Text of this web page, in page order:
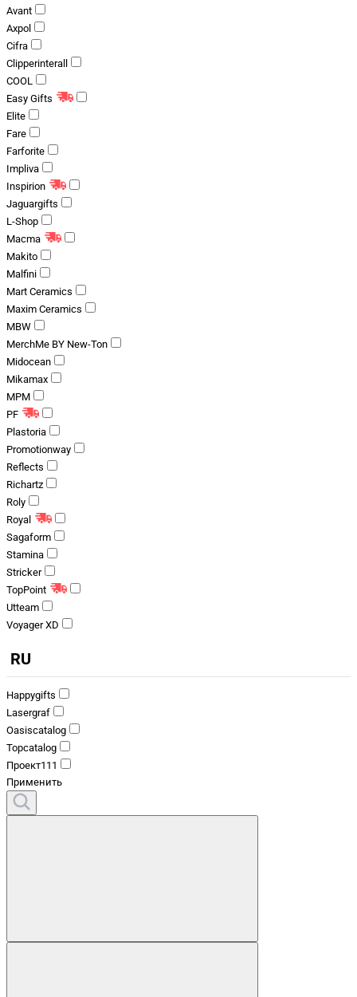
Avant
Axpol
Cifra
Clipperinterall
COOL
Easy Gifts
Elite
Fare
Farforite
Impliva
Inspirion
Jaguargifts
L-Shop
Macma
Makito
Malfini
Mart Ceramics
Maxim Ceramics
MBW
MerchMe BY New-Ton
Midocean
Mikamax
MPM
PF
Plastoria
Promotionway
Reflects
Richartz
Roly
Royal
Sagaform
Stamina
Stricker
TopPoint
Utteam
Voyager XD
RU
Happygifts
Lasergraf
Oasiscatalog
Topcatalog
Проект111
Применить